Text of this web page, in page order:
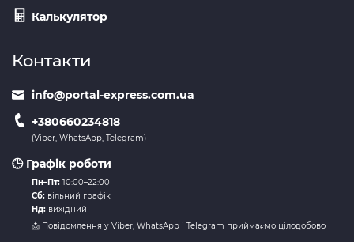
Калькулятор
Контакти
info@portal-express.com.ua
+380660234818
(Viber, WhatsApp, Telegram)
🕒 Графік роботи
Пн–Пт: 10:00–22:00
Сб: вільний графік
Нд: вихідний
📩 Повідомлення у Viber, WhatsApp і Telegram приймаємо цілодобово